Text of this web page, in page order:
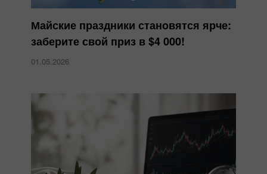
Майские праздники становятся ярче:
заберите свой приз в $4 000!
01.05.2026